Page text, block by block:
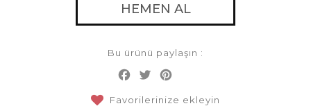
HEMEN AL
Bu ürünü paylaşın :
Facebook
Twitter
Favorilerinize ekleyin